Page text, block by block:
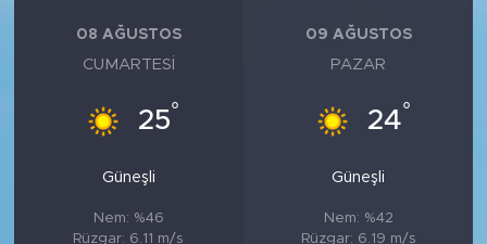
08 AĞUSTOS
CUMARTESI
25°
Güneşli
Nem: %46
Rüzgar: 6.11 m/s
09 AĞUSTOS
PAZAR
24°
Güneşli
Nem: %42
Rüzgar: 6.19 m/s